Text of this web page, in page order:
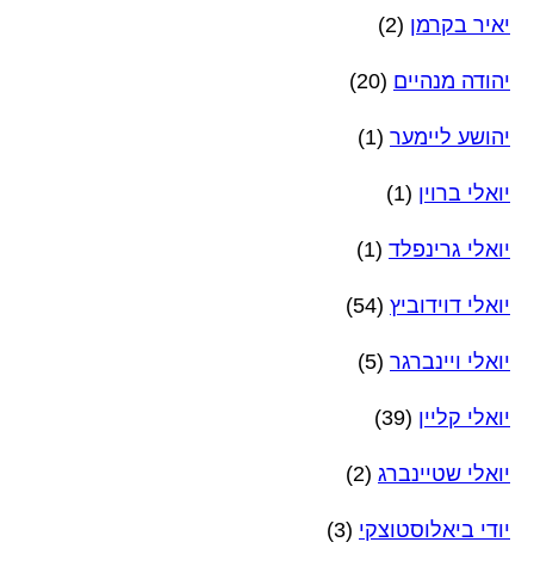
יאיר בקרמן (2)
יהודה מנהיים (20)
יהושע ליימער (1)
יואלי ברוין (1)
יואלי גרינפלד (1)
יואלי דוידוביץ (54)
יואלי ויינברגר (5)
יואלי קליין (39)
יואלי שטיינברג (2)
יודי ביאלוסטוצקי (3)